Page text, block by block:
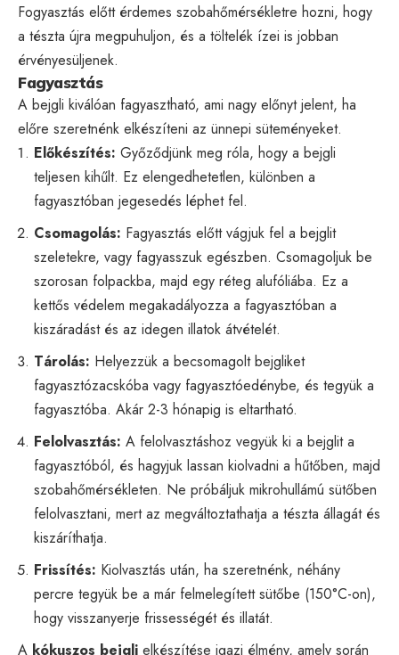
Fogyasztás előtt érdemes szobahőmérsékletre hozni, hogy
a tészta újra megpuhuljon, és a töltelék ízei is jobban
érvényesüljenek.
Fagyasztás
A bejgli kiválóan fagyasztható, ami nagy előnyt jelent, ha
előre szeretnénk elkészíteni az ünnepi süteményeket.
Előkészítés: Győződjünk meg róla, hogy a bejgli
teljesen kihűlt. Ez elengedhetetlen, különben a
fagyasztóban jegesedés léphet fel.
Csomagolás: Fagyasztás előtt vágjuk fel a bejglit
szeletekre, vagy fagyasszuk egészben. Csomagoljuk be
szorosan folpackba, majd egy réteg alufóliába. Ez a
kettős védelem megakadályozza a fagyasztóban a
kiszáradást és az idegen illatok átvételét.
Tárolás: Helyezzük a becsomagolt bejgliket
fagyasztózacskóba vagy fagyasztóedénybe, és tegyük a
fagyasztóba. Akár 2-3 hónapig is eltartható.
Felolvasztás: A felolvasztáshoz vegyük ki a bejglit a
fagyasztóból, és hagyjuk lassan kiolvadni a hűtőben, majd
szobahőmérsékleten. Ne próbáljuk mikrohullámú sütőben
felolvasztani, mert az megváltoztathatja a tészta állagát és
kiszáríthatja.
Frissítés: Kiolvasztás után, ha szeretnénk, néhány
percre tegyük be a már felmelegített sütőbe (150°C-on),
hogy visszanyerje frissességét és illatát.
A kókuszos bejgli elkészítése igazi élmény, amely során